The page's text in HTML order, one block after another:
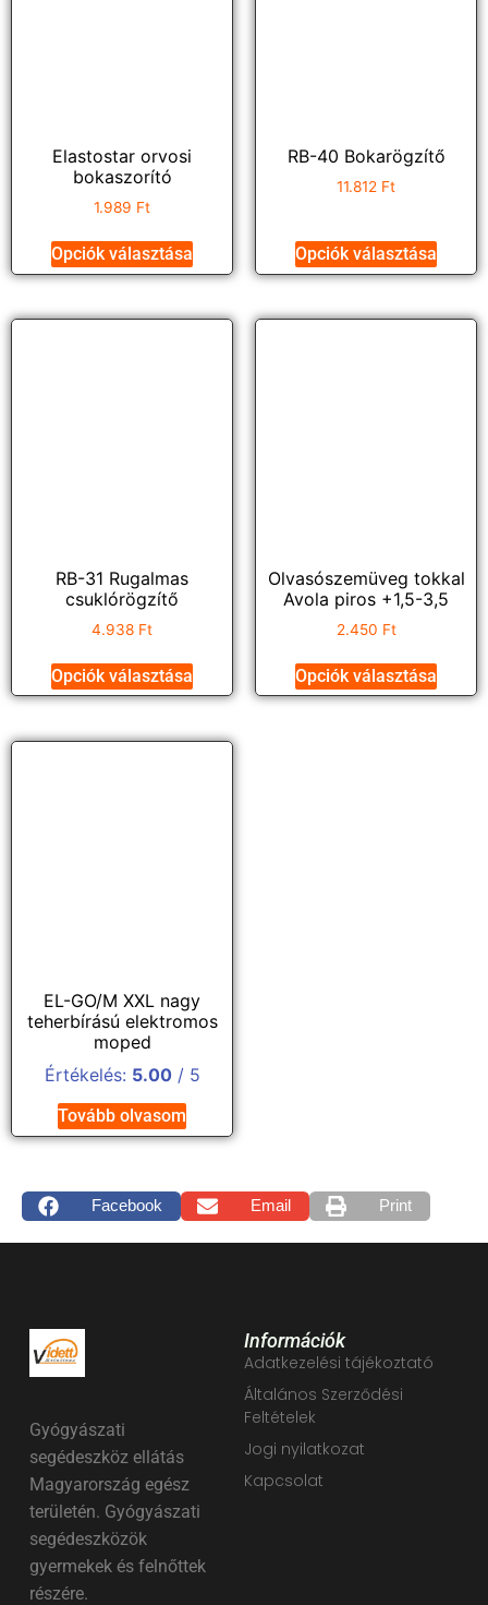
Elastostar orvosi
bokaszorító
1.989 Ft
Opciók választása
RB-40 Bokarögzítő
11.812 Ft
Opciók választása
RB-31 Rugalmas
csuklórögzítő
4.938 Ft
Opciók választása
Olvasószemüveg tokkal
Avola piros +1,5-3,5
2.450 Ft
Opciók választása
EL-GO/M XXL nagy
teherbírású elektromos
moped
Értékelés: 5.00/ 5
Tovább olvasom
Facebook Email Print
Gyógyászati
segédeszköz ellátás
Magyarország egész
területén. Gyógyászati
segédeszközök
gyermekek és felnőttek
részére.
Információk
Adatkezelési tájékoztató
Általános Szerződési
Feltételek
Jogi nyilatkozat
Kapcsolat